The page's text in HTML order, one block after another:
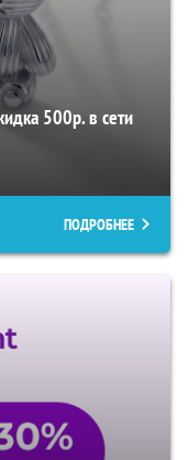
500р. в сети
ПОДРОБНЕЕ